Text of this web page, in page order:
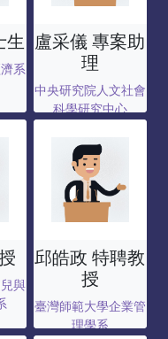
生
系
盧采儀 專案助
理
中央研究院人文社會
科學研究中心
與
邱皓政 特聘教
授
臺灣師範大學企業管
理學系